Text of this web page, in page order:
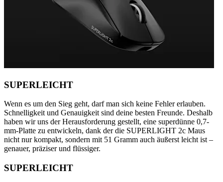
SUPERLEICHT
Wenn es um den Sieg geht, darf man sich keine Fehler erlauben.
Schnelligkeit und Genauigkeit sind deine besten Freunde. Deshalb
haben wir uns der Herausforderung gestellt, eine superdünne 0,7-
mm-Platte zu entwickeln, dank der die SUPERLIGHT 2c Maus
nicht nur kompakt, sondern mit 51 Gramm auch äußerst leicht ist –
genauer, präziser und flüssiger.
SUPERLEICHT